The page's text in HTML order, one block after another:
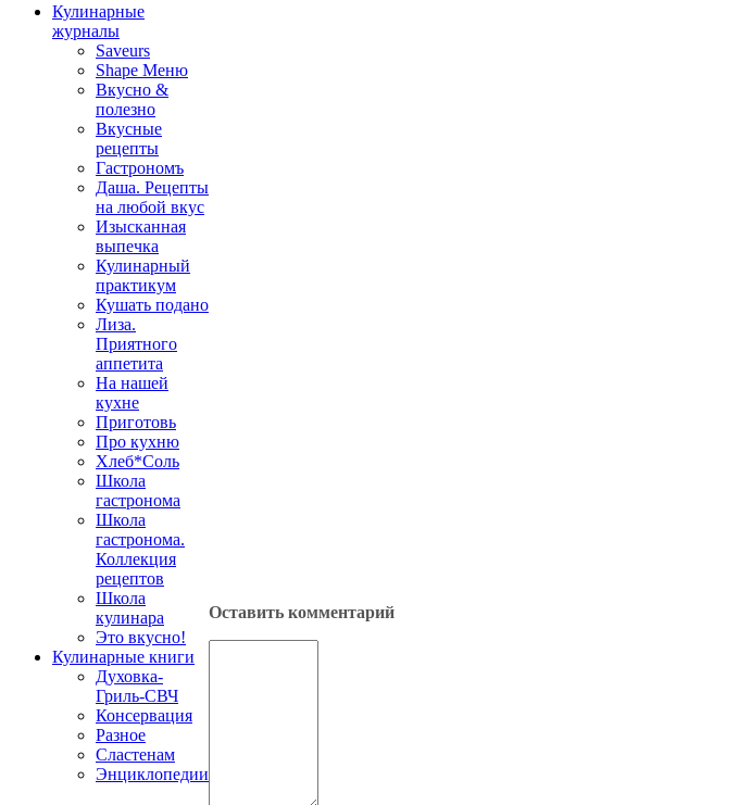
Кулинарные
журналы
Saveurs
Shape Меню
Вкусно &
полезно
Вкусные
рецепты
Гастрономъ
Даша. Рецепты
на любой вкус
Изысканная
выпечка
Кулинарный
практикум
Кушать подано
Лиза.
Приятного
аппетита
На нашей
кухне
Приготовь
Про кухню
Хлеб*Соль
Школа
гастронома
Школа
гастронома.
Коллекция
рецептов
Школа
кулинара
Это вкусно!
Кулинарные книги
Духовка-
Гриль-СВЧ
Консервация
Разное
Сластенам
Энциклопедии
Оставить комментарий